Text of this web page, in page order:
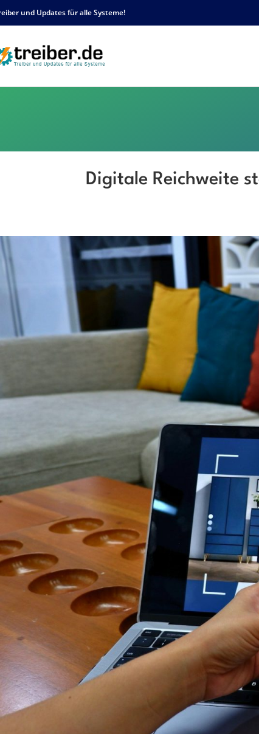
und Updates für alle Systeme!
Digitale Reichweite